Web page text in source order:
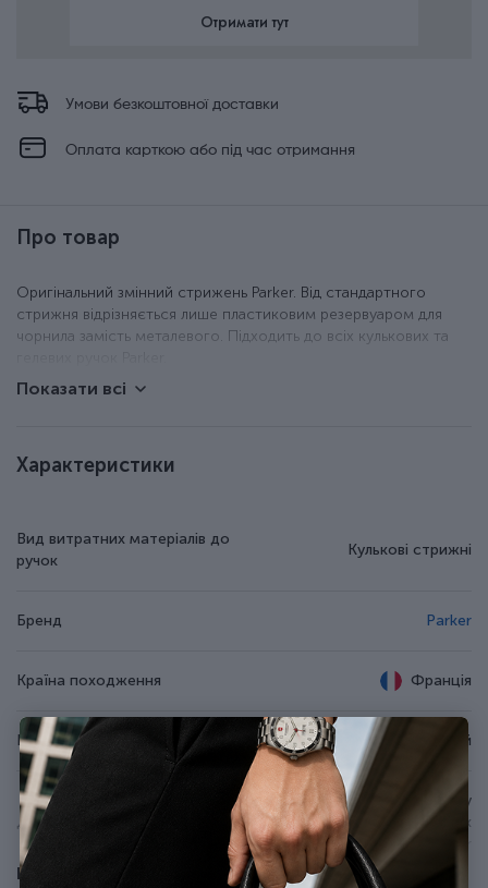
Отримати тут
Умови безкоштовної доставки
Оплата карткою або під час отримання
Про товар
Оригінальний змінний стрижень Parker. Від стандартного
стрижня відрізняється лише пластиковим резервуаром для
чорнила замість металевого. Підходить до всіх кулькових та
Показати всі
Характеристики
Вид витратних матеріалів до
ручок
Кулькові стрижні
Бренд Parker
Країна походження Франція
Колір чорнила Синій
Додаткові характеристики
Для використання у
кулькових та гелевих ручках
Показати всі